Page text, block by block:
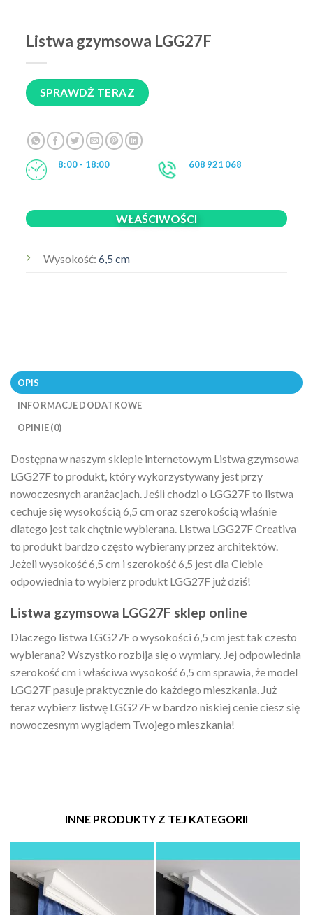
Listwa gzymsowa LGG27F
SPRAWDŹ TERAZ
8:00 - 18:00 608 921 068
WŁAŚCIWOŚCI
Wysokość:6,5 cm
OPIS
INFORMACJE DODATKOWE
OPINIE (0)
Dostępna w naszym sklepie internetowym Listwa gzymsowa
LGG27F to produkt, który wykorzystywany jest przy
nowoczesnych aranżacjach. Jeśli chodzi o LGG27F to listwa
cechuje się wysokością 6,5 cm oraz szerokością właśnie
dlatego jest tak chętnie wybierana. Listwa LGG27F Creativa
to produkt bardzo często wybierany przez architektów.
Jeżeli wysokość 6,5 cm i szerokość 6,5 jest dla Ciebie
odpowiednia to wybierz produkt LGG27F już dziś!
Listwa gzymsowa LGG27F sklep online
Dlaczego listwa LGG27F o wysokości 6,5 cm jest tak czesto
wybierana? Wszystko rozbija się o wymiary. Jej odpowiednia
szerokość cm i właściwa wysokość 6,5 cm sprawia, że model
LGG27F pasuje praktycznie do każdego mieszkania. Już
teraz wybierz listwę LGG27F w bardzo niskiej cenie ciesz się
nowoczesnym wyglądem Twojego mieszkania!
INNE PRODUKTY Z TEJ KATEGORII